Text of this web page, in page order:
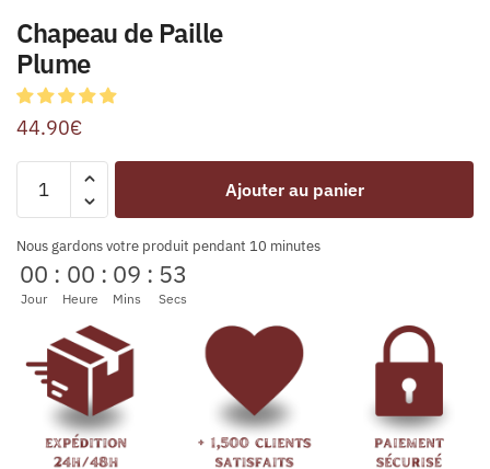
Chapeau de Paille
Plume
44.90€
Ajouter au panier
Nous gardons votre produit pendant 10 minutes
00
Jour
: 00
Heure
: 09
Mins
: 53
Secs